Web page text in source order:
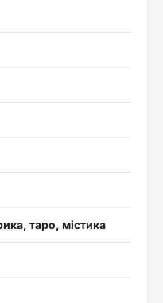
таро, містика